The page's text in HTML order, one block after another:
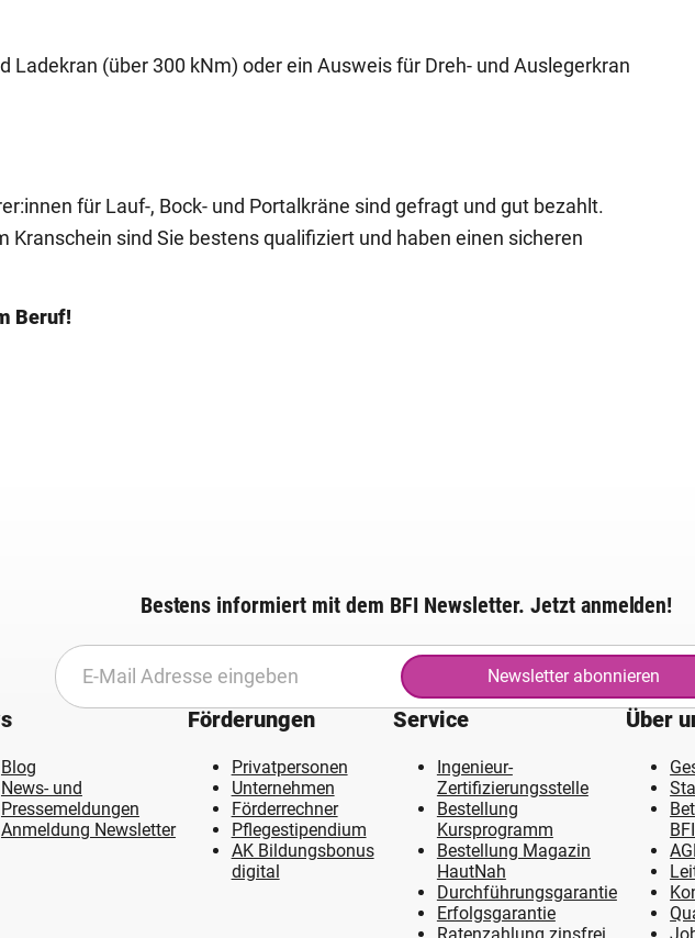
Ladekran (über 300 kNm) oder ein Ausweis für Dreh- und Auslegerkran
für Lauf-, Bock- und Portalkräne sind gefragt und gut bezahlt.
Kranschein sind Sie bestens qualifiziert und haben einen sicheren
Beruf!
Bestens informiert mit dem BFI Newsletter. Jetzt anmelden!
Newsletter abonnieren
Blog
News- und
Pressemeldungen
Anmeldung Newsletter
Förderungen
Privatpersonen
Unternehmen
Förderrechner
Pflegestipendium
AK Bildungsbonus
digital
Service
Ingenieur-
Zertifizierungsstelle
Bestellung
Kursprogramm
Bestellung Magazin
HautNah
Durchführungsgarantie
Erfolgsgarantie
Ratenzahlung zinsfrei
Über